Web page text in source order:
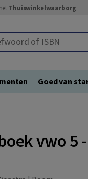
Thuiswinkelwaarborg
of ISBN
Goed van
vwo 5